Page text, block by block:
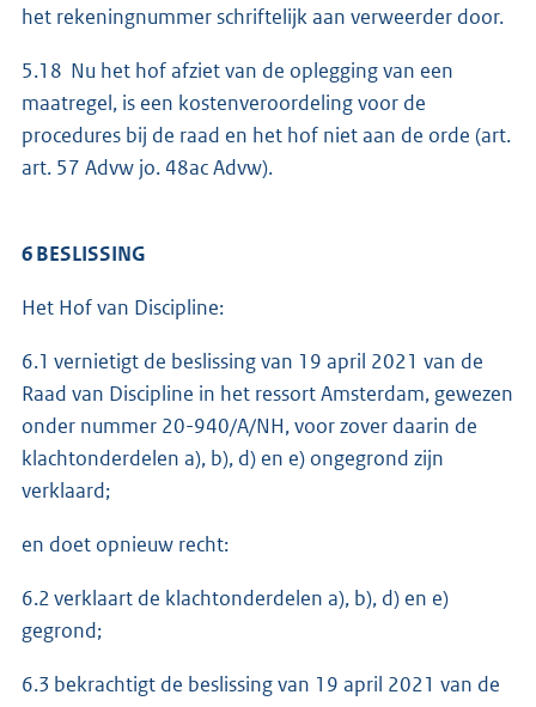
het rekeningnummer schriftelijk aan verweerder door.
5.18 Nu het hof afziet van de oplegging van een
maatregel, is een kostenveroordeling voor de
procedures bij de raad en het hof niet aan de orde (art.
art. 57 Advw jo. 48ac Advw).
6 BESLISSING
Het Hof van Discipline:
6.1 vernietigt de beslissing van 19 april 2021 van de
Raad van Discipline in het ressort Amsterdam, gewezen
onder nummer 20-940/A/NH, voor zover daarin de
klachtonderdelen a), b), d) en e) ongegrond zijn
verklaard;
en doet opnieuw recht:
6.2 verklaart de klachtonderdelen a), b), d) en e)
gegrond;
6.3 bekrachtigt de beslissing van 19 april 2021 van de